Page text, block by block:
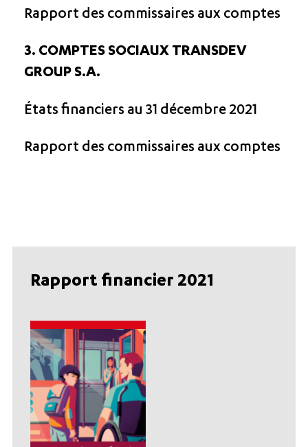
Rapport des commissaires aux comptes
3. COMPTES SOCIAUX TRANSDEV
GROUP S.A.
États financiers au 31 décembre 2021
Rapport des commissaires aux comptes
Rapport financier 2021